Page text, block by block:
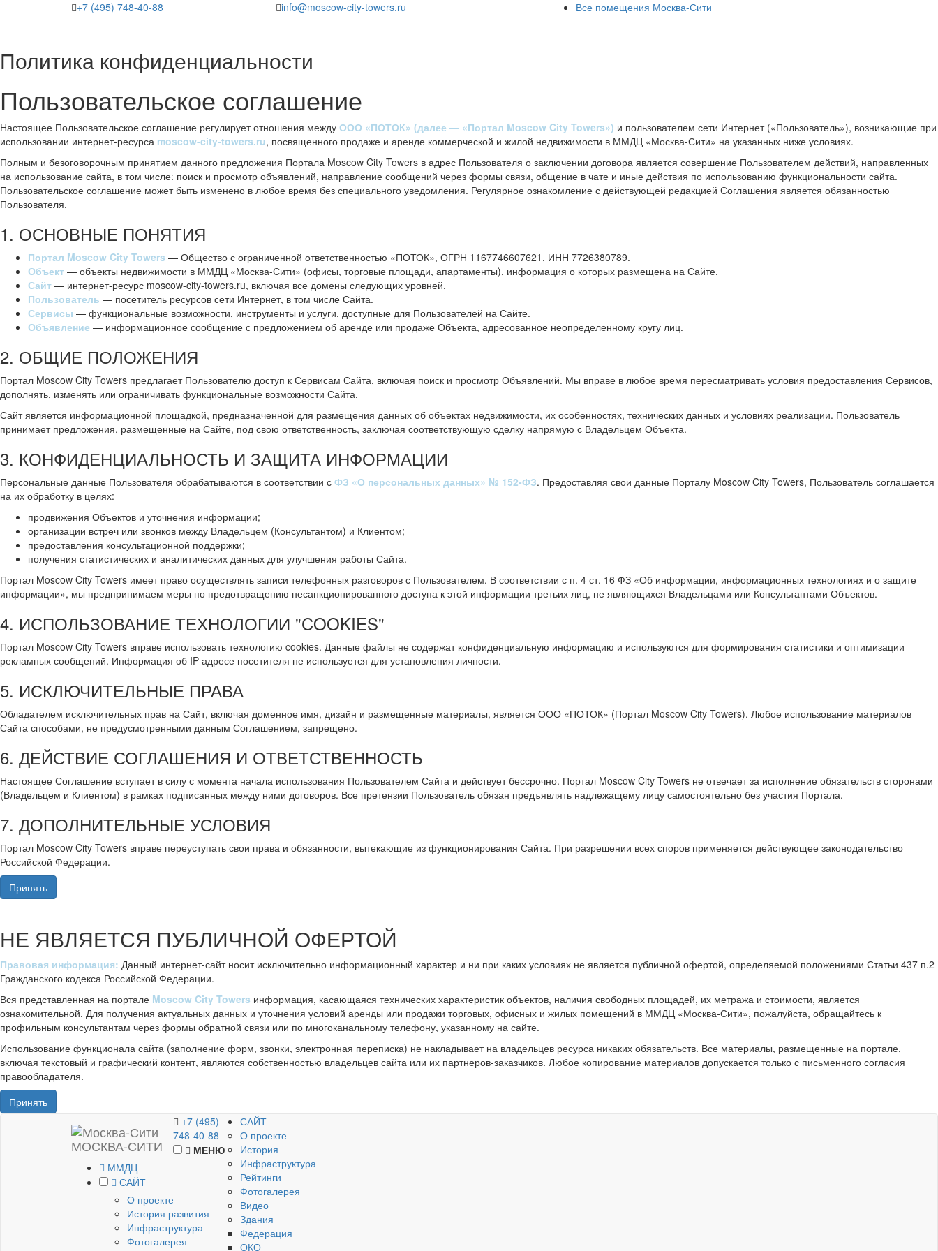
+7 (495) 748-40-88 info@moscow-city-towers.ru Все помещения Москва-Сити
Политика конфиденциальности
Пользовательское соглашение
Настоящее Пользовательское соглашение регулирует отношения между ООО «ПОТОК» (далее — «Портал Moscow City Towers») и пользователем сети Интернет («Пользователь»), возникающие при
использовании интернет-ресурса moscow-city-towers.ru, посвященного продаже и аренде коммерческой и жилой недвижимости в ММДЦ «Москва-Сити» на указанных ниже условиях.
Полным и безоговорочным принятием данного предложения Портала Moscow City Towers в адрес Пользователя о заключении договора является совершение Пользователем действий, направленных
на использование сайта, в том числе: поиск и просмотр объявлений, направление сообщений через формы связи, общение в чате и иные действия по использованию функциональности сайта.
Пользовательское соглашение может быть изменено в любое время без специального уведомления. Регулярное ознакомление с действующей редакцией Соглашения является обязанностью
Пользователя.
1. ОСНОВНЫЕ ПОНЯТИЯ
Портал Moscow City Towers — Общество с ограниченной ответственностью «ПОТОК», ОГРН 1167746607621, ИНН 7726380789.
Объект — объекты недвижимости в ММДЦ «Москва-Сити» (офисы, торговые площади, апартаменты), информация о которых размещена на Сайте.
Сайт — интернет-ресурс moscow-city-towers.ru, включая все домены следующих уровней.
Пользователь — посетитель ресурсов сети Интернет, в том числе Сайта.
Сервисы — функциональные возможности, инструменты и услуги, доступные для Пользователей на Сайте.
Объявление — информационное сообщение с предложением об аренде или продаже Объекта, адресованное неопределенному кругу лиц.
2. ОБЩИЕ ПОЛОЖЕНИЯ
Портал Moscow City Towers предлагает Пользователю доступ к Сервисам Сайта, включая поиск и просмотр Объявлений. Мы вправе в любое время пересматривать условия предоставления Сервисов,
дополнять, изменять или ограничивать функциональные возможности Сайта.
Сайт является информационной площадкой, предназначенной для размещения данных об объектах недвижимости, их особенностях, технических данных и условиях реализации. Пользователь
принимает предложения, размещенные на Сайте, под свою ответственность, заключая соответствующую сделку напрямую с Владельцем Объекта.
3. КОНФИДЕНЦИАЛЬНОСТЬ И ЗАЩИТА ИНФОРМАЦИИ
Персональные данные Пользователя обрабатываются в соответствии с ФЗ «О персональных данных» № 152-ФЗ. Предоставляя свои данные Порталу Moscow City Towers, Пользователь соглашается
на их обработку в целях:
продвижения Объектов и уточнения информации;
организации встреч или звонков между Владельцем (Консультантом) и Клиентом;
предоставления консультационной поддержки;
получения статистических и аналитических данных для улучшения работы Сайта.
Портал Moscow City Towers имеет право осуществлять записи телефонных разговоров с Пользователем. В соответствии с п. 4 ст. 16 ФЗ «Об информации, информационных технологиях и о защите
информации», мы предпринимаем меры по предотвращению несанкционированного доступа к этой информации третьих лиц, не являющихся Владельцами или Консультантами Объектов.
4. ИСПОЛЬЗОВАНИЕ ТЕХНОЛОГИИ "COOKIES"
Портал Moscow City Towers вправе использовать технологию cookies. Данные файлы не содержат конфиденциальную информацию и используются для формирования статистики и оптимизации
рекламных сообщений. Информация об IP-адресе посетителя не используется для установления личности.
5. ИСКЛЮЧИТЕЛЬНЫЕ ПРАВА
Обладателем исключительных прав на Сайт, включая доменное имя, дизайн и размещенные материалы, является ООО «ПОТОК» (Портал Moscow City Towers). Любое использование материалов
Сайта способами, не предусмотренными данным Соглашением, запрещено.
6. ДЕЙСТВИЕ СОГЛАШЕНИЯ И ОТВЕТСТВЕННОСТЬ
Настоящее Соглашение вступает в силу с момента начала использования Пользователем Сайта и действует бессрочно. Портал Moscow City Towers не отвечает за исполнение обязательств сторонами
(Владельцем и Клиентом) в рамках подписанных между ними договоров. Все претензии Пользователь обязан предъявлять надлежащему лицу самостоятельно без участия Портала.
7. ДОПОЛНИТЕЛЬНЫЕ УСЛОВИЯ
Портал Moscow City Towers вправе переуступать свои права и обязанности, вытекающие из функционирования Сайта. При разрешении всех споров применяется действующее законодательство
Российской Федерации.
Принять
НЕ ЯВЛЯЕТСЯ ПУБЛИЧНОЙ ОФЕРТОЙ
Правовая информация: Данный интернет-сайт носит исключительно информационный характер и ни при каких условиях не является публичной офертой, определяемой положениями Статьи 437 п.2
Гражданского кодекса Российской Федерации.
Вся представленная на портале Moscow City Towers информация, касающаяся технических характеристик объектов, наличия свободных площадей, их метража и стоимости, является
ознакомительной. Для получения актуальных данных и уточнения условий аренды или продажи торговых, офисных и жилых помещений в ММДЦ «Москва-Сити», пожалуйста, обращайтесь к
профильным консультантам через формы обратной связи или по многоканальному телефону, указанному на сайте.
Использование функционала сайта (заполнение форм, звонки, электронная переписка) не накладывает на владельцев ресурса никаких обязательств. Все материалы, размещенные на портале,
включая текстовый и графический контент, являются собственностью владельцев сайта или их партнеров-заказчиков. Любое копирование материалов допускается только с письменного согласия
правообладателя.
Принять
МОСКВА-СИТИ
+7 (495)
748-40-88
МЕНЮ
ММДЦ
САЙТ
О проекте
История развития
Инфраструктура
Фотогалерея
САЙТ
О проекте
История
Инфраструктура
Рейтинги
Фотогалерея
Видео
Здания
Федерация
ОКО